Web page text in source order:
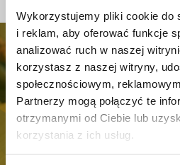
Wykorzystujemy pliki cookie do
i reklam, aby oferować funkcje
analizować ruch w naszej
korzystasz z naszej witryny,
społecznościowym,
Partnerzy mogą połączyć te
otrzymanymi od Ciebie lub
korzystania z ich usług.